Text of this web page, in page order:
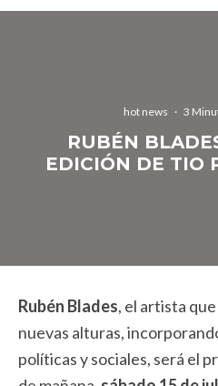
hot news · 3
RUBÉN
EDICIÓN DE TIO
Rubén Blades, el artista
nuevas alturas,
políticas y sociales, será el